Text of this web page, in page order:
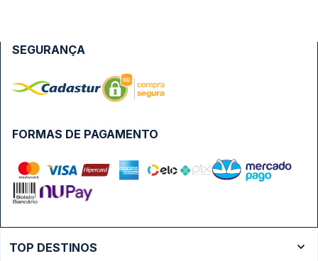
FORMAS DE PAGAMENTO
SEGURANÇA
TOP DESTINOS